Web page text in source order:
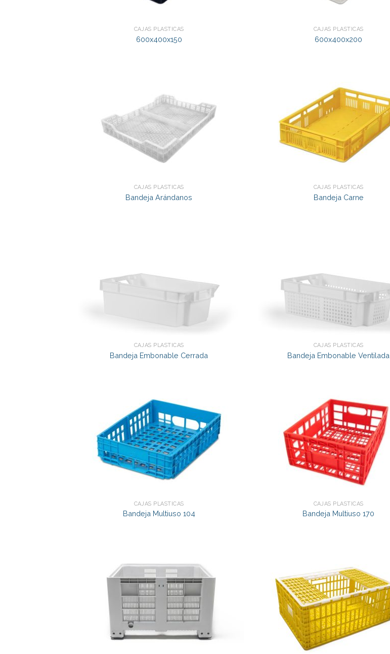
CAJAS PLÁSTICAS
600x400x150
CAJAS PLÁSTICAS
600x400x200
CAJAS PLÁSTICAS
Bandeja Arándanos
CAJAS PLÁSTICAS
Bandeja Carne
CAJAS PLÁSTICAS
Bandeja Embonable Cerrada
CAJAS PLÁSTICAS
Bandeja Embonable Ventilada
CAJAS PLÁSTICAS
Bandeja Multiuso 104
CAJAS PLÁSTICAS
Bandeja Multiuso 170